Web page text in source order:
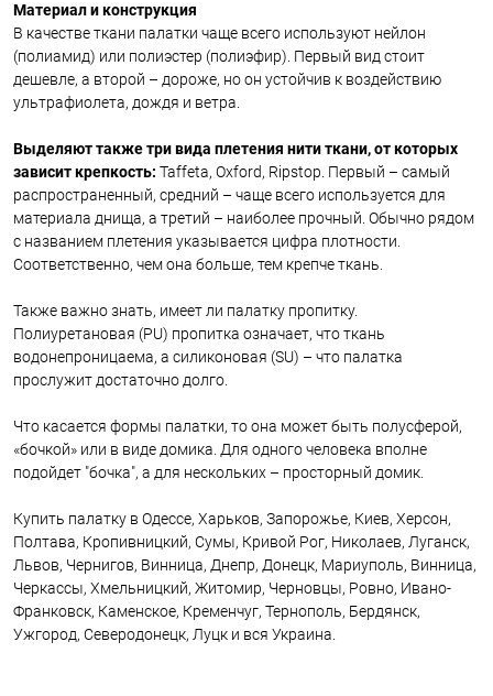
Материал и конструкция
В качестве ткани палатки чаще всего используют нейлон
(полиамид) или полиэстер (полиэфир). Первый вид стоит
дешевле, а второй – дороже, но он устойчив к воздействию
ультрафиолета, дождя и ветра.
Выделяют также три вида плетения нити ткани, от которых
зависит крепкость: Taffeta, Oxford, Ripstop. Первый – самый
распространенный, средний – чаще всего используется для
материала днища, а третий – наиболее прочный. Обычно рядом
с названием плетения указывается цифра плотности.
Соответственно, чем она больше, тем крепче ткань.
Также важно знать, имеет ли палатку пропитку.
Полиуретановая (PU) пропитка означает, что ткань
водонепроницаема, а силиконовая (SU) – что палатка
прослужит достаточно долго.
Что касается формы палатки, то она может быть полусферой,
«бочкой» или в виде домика. Для одного человека вполне
подойдет "бочка", а для нескольких – просторный домик.
Купить палатку в Одессе, Харьков, Запорожье, Киев, Херсон,
Полтава, Кропивницкий, Сумы, Кривой Рог, Николаев, Луганск,
Львов, Чернигов, Винница, Днепр, Донецк, Мариуполь, Винница,
Черкассы, Хмельницкий, Житомир, Черновцы, Ровно, Ивано-
Франковск, Каменское, Кременчуг, Тернополь, Бердянск,
Ужгород, Северодонецк, Луцк и вся Украина.